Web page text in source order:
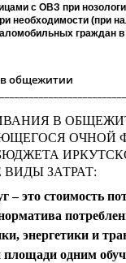
с ОВЗ при
необходимости (при
граждан в
общежитии
В
ОЧНОЙ
ЗАТРАТ:
– это стоимость
энергетики и
площади одним